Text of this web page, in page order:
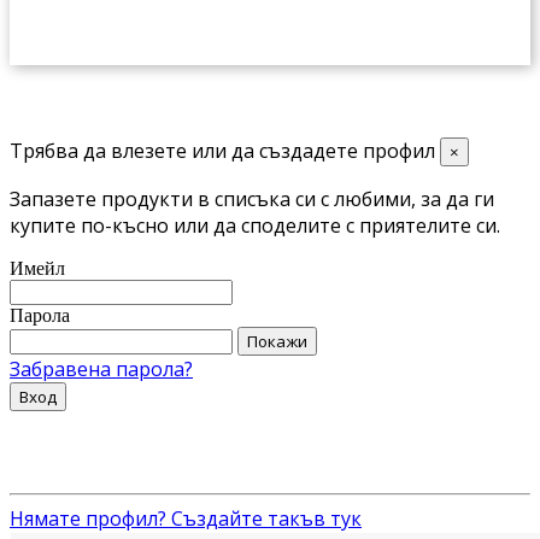
Трябва да влезете или да създадете профил ×
Запазете продукти в списъка си с любими, за да ги
купите по-късно или да споделите с приятелите си.
Имейл
Парола
Покажи
Забравена парола?
Вход
Нямате профил? Създайте такъв тук